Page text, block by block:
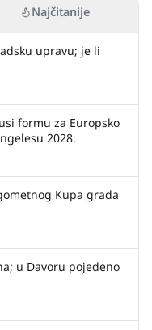
Najčitanije
upravu; je li
formu za Europsko
2028.
Kupa grada
u Davoru pojedeno